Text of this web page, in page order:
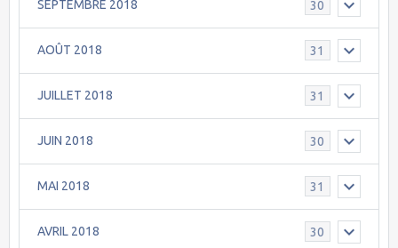
SEPTEMBRE 2018 30
AOÛT 2018 31
JUILLET 2018 31
JUIN 2018 30
MAI 2018 31
AVRIL 2018 30